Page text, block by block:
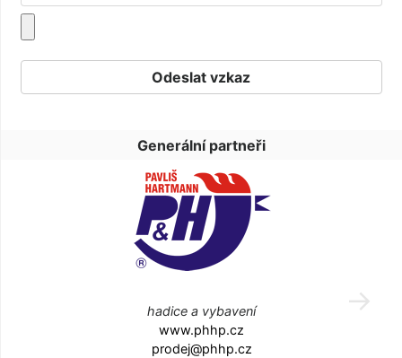
Generální partneři
hadice a vybavení
www.phhp.cz
prodej@phhp.cz